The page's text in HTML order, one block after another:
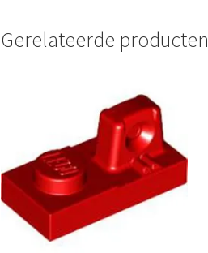
Gerelateerde producten